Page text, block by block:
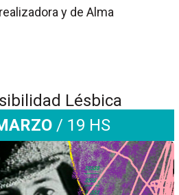
y de Alma
Lésbica
/ 19 HS